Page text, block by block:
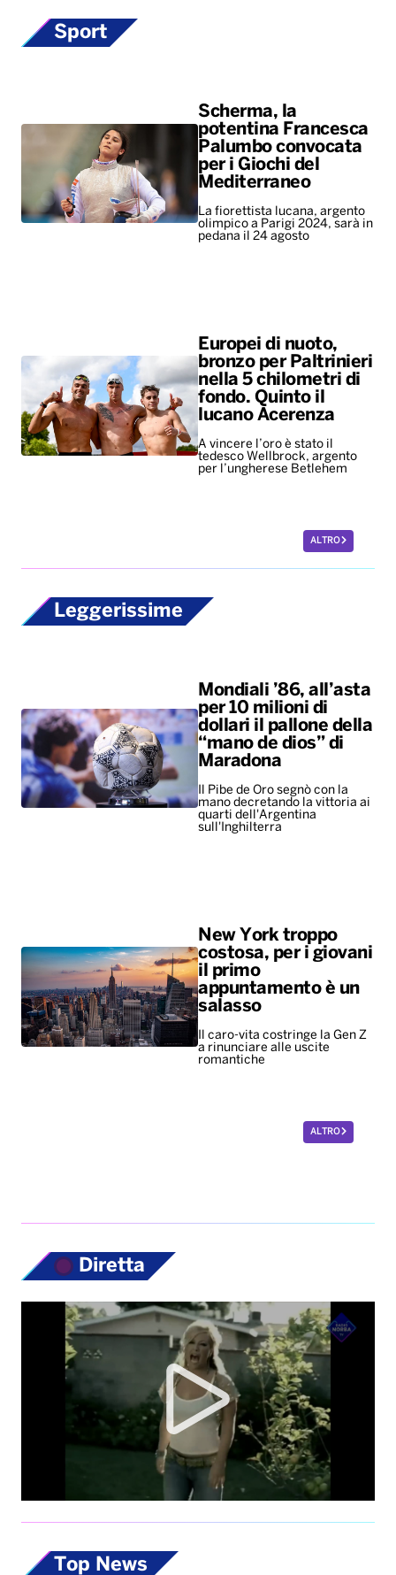
Sport
Scherma, la
potentina Francesca
Palumbo convocata
per i Giochi del
Mediterraneo
La fiorettista lucana, argento
olimpico a Parigi 2024, sarà in
pedana il 24 agosto
Europei di nuoto,
bronzo per Paltrinieri
nella 5 chilometri di
fondo. Quinto il
lucano Acerenza
A vincere l’oro è stato il
tedesco Wellbrock, argento
per l’ungherese Betlehem
ALTRO
Leggerissime
Mondiali ’86, all’asta
per 10 milioni di
dollari il pallone della
“mano de dios” di
Maradona
Il Pibe de Oro segnò con la
mano decretando la vittoria ai
quarti dell'Argentina
sull'Inghilterra
New York troppo
costosa, per i giovani
il primo
appuntamento è un
salasso
Il caro-vita costringe la Gen Z
a rinunciare alle uscite
romantiche
ALTRO
Diretta
Top News